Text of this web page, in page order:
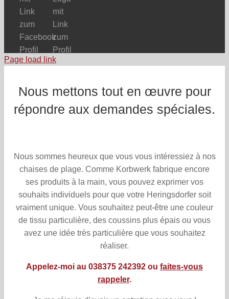
Page load link
Nous mettons tout en œuvre pour
répondre aux demandes spéciales.
Nous sommes heureux que vous vous intéressiez à nos
chaises de plage. Comme Korbwerk fabrique encore
ses produits à la main, vous pouvez exprimer vos
souhaits individuels pour que votre Heringsdorfer soit
vraiment unique. Vous souhaitez peut-être une couleur
de tissu particulière, des coussins plus épais ou vous
avez une idée très particulière que vous souhaitez
réaliser.
Appelez-moi au 038375 242392 ou faites-vous
rappeler.